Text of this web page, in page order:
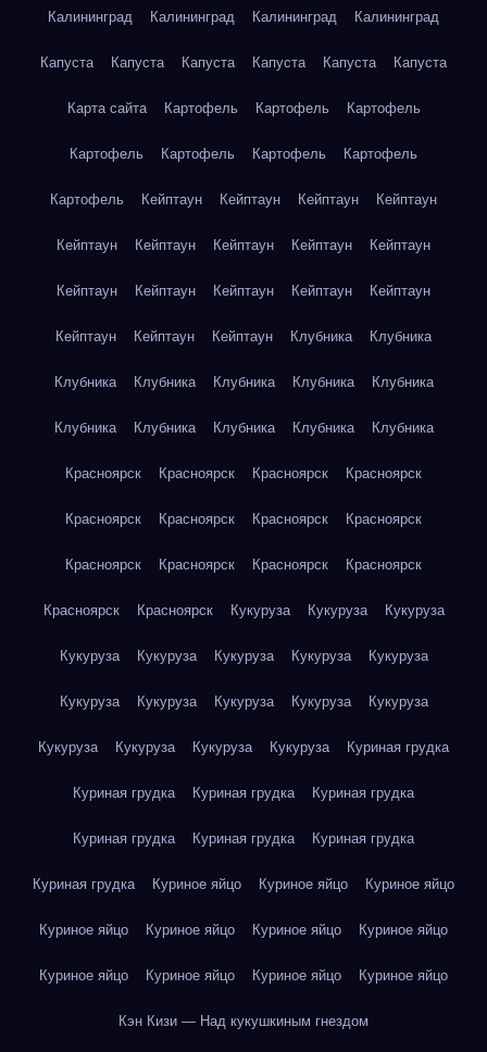
Калининград Калининград Калининград Калининград
Капуста Капуста Капуста Капуста Капуста Капуста
Карта сайта Картофель Картофель Картофель
Картофель Картофель Картофель Картофель
Картофель Кейптаун Кейптаун Кейптаун Кейптаун
Кейптаун Кейптаун Кейптаун Кейптаун Кейптаун
Кейптаун Кейптаун Кейптаун Кейптаун Кейптаун
Кейптаун Кейптаун Кейптаун Клубника Клубника
Клубника Клубника Клубника Клубника Клубника
Клубника Клубника Клубника Клубника Клубника
Красноярск Красноярск Красноярск Красноярск
Красноярск Красноярск Красноярск Красноярск
Красноярск Красноярск Красноярск Красноярск
Красноярск Красноярск Кукуруза Кукуруза Кукуруза
Кукуруза Кукуруза Кукуруза Кукуруза Кукуруза
Кукуруза Кукуруза Кукуруза Кукуруза Кукуруза
Кукуруза Кукуруза Кукуруза Кукуруза Куриная грудка
Куриная грудка Куриная грудка Куриная грудка
Куриная грудка Куриная грудка Куриная грудка
Куриная грудка Куриное яйцо Куриное яйцо Куриное яйцо
Куриное яйцо Куриное яйцо Куриное яйцо Куриное яйцо
Куриное яйцо Куриное яйцо Куриное яйцо Куриное яйцо
Кэн Кизи — Над кукушкиным гнездом